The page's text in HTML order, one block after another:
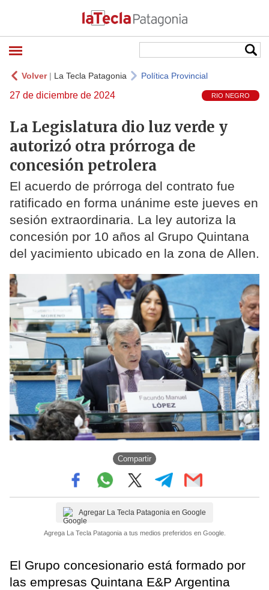
Volver| La Tecla Patagonia Política Provincial
27 de diciembre de 2024 RIO NEGRO
La Legislatura dio luz verde y
autorizó otra prórroga de
concesión petrolera
El acuerdo de prórroga del contrato fue
ratificado en forma unánime este jueves en
sesión extraordinaria. La ley autoriza la
concesión por 10 años al Grupo Quintana
del yacimiento ubicado en la zona de Allen.
Compartir
Agregar La Tecla Patagonia en Google
Agrega La Tecla Patagonia a tus medios preferidos en Google.
El Grupo concesionario está formado por
las empresas Quintana E&P Argentina